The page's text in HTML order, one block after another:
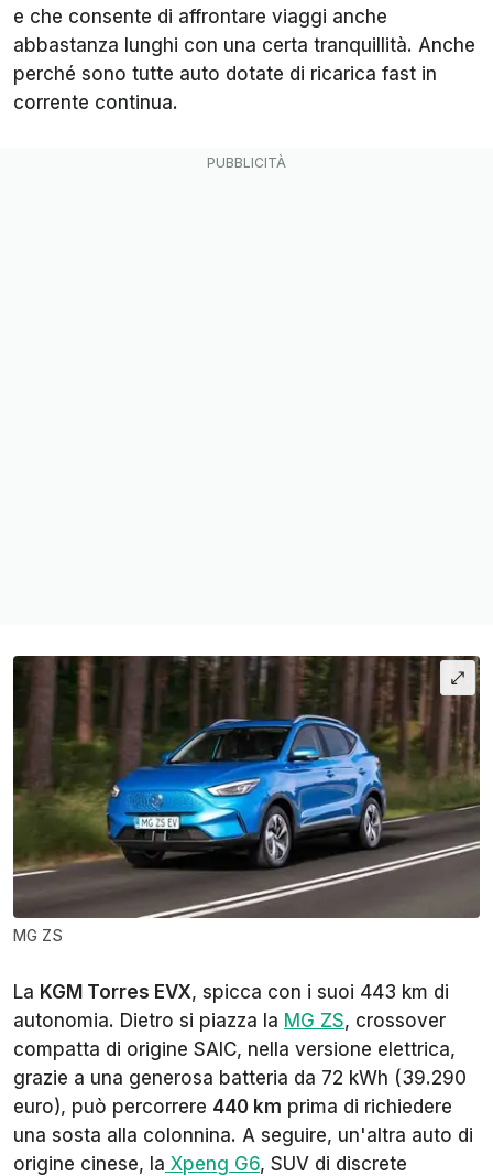
e che consente di affrontare viaggi anche
abbastanza lunghi con una certa tranquillità. Anche
perché sono tutte auto dotate di ricarica fast in
corrente continua.
MG ZS
La KGM Torres EVX, spicca con i suoi 443 km di
autonomia. Dietro si piazza la MG ZS, crossover
compatta di origine SAIC, nella versione elettrica,
grazie a una generosa batteria da 72 kWh (39.290
euro), può percorrere 440 km prima di richiedere
una sosta alla colonnina. A seguire, un'altra auto di
origine cinese, la Xpeng G6, SUV di discrete